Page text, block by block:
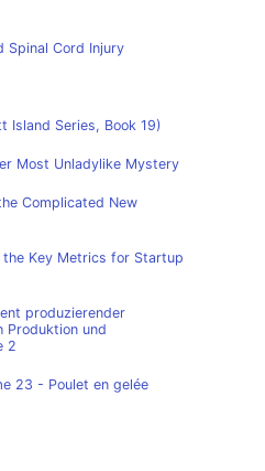
Spinal Cord Injury
Island Series, Book 19)
Most Unladylike Mystery
Complicated New
the Key Metrics for Startup
produzierender
Produktion und
2
23 - Poulet en gelée